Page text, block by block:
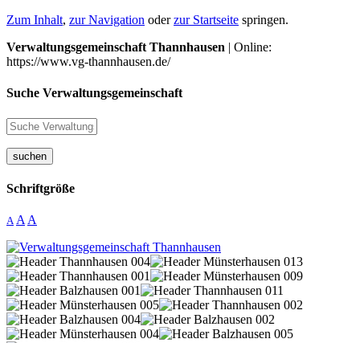
Zum Inhalt, zur Navigation oderzur Startseite springen.
Verwaltungsgemeinschaft Thannhausen | Online:
https://www.vg-thannhausen.de/
Suche Verwaltungsgemeinschaft
suchen
Schriftgröße
A A A